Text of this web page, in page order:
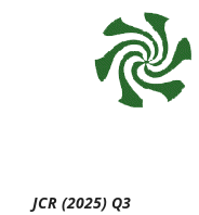
JCR (2025) Q3